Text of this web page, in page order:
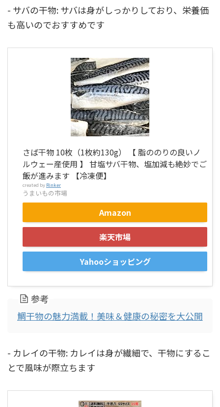
- サバの干物: サバは身がしっかりしており、栄養価
も高いのでおすすめです
さば干物 10枚（1枚約130g） 【 脂ののりの良いノ
ルウェー産使用 】 甘塩サバ干物、塩加減も絶妙でご
飯が進みます 【冷凍便】
created by Rinker
うまいもの市場
Amazon
楽天市場
Yahooショッピング
参考
鯛干物の魅力満載！美味＆健康の秘密を大公開
- カレイの干物: カレイは身が繊細で、干物にするこ
とで風味が際立ちます